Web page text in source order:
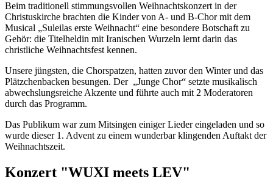
Beim traditionell stimmungsvollen Weihnachtskonzert in der
Christuskirche brachten die Kinder von A- und B-Chor mit dem
Musical „Suleilas erste Weihnacht“ eine besondere Botschaft zu
Gehör: die Titelheldin mit Iranischen Wurzeln lernt darin das
christliche Weihnachtsfest kennen.
Unsere jüngsten, die Chorspatzen, hatten zuvor den Winter und das
Plätzchenbacken besungen. Der „Junge Chor“ setzte musikalisch
abwechslungsreiche Akzente und führte auch mit 2 Moderatoren
durch das Programm.
Das Publikum war zum Mitsingen einiger Lieder eingeladen und so
wurde dieser 1. Advent zu einem wunderbar klingenden Auftakt der
Weihnachtszeit.
Konzert "WUXI meets LEV"